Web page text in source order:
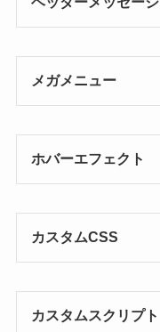
メガメニュー
ホバーエフェクト
カスタムCSS
カスタムスクリプト